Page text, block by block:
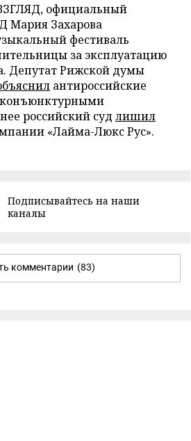
официальный
Мария Захарова
фестиваль
за эксплуатацию
Депутат Рижской думы
антироссийские
российский суд лишил
«Лайма-Люкс Рус».
Подписывайтесь на наши
каналы
комментарии (83)